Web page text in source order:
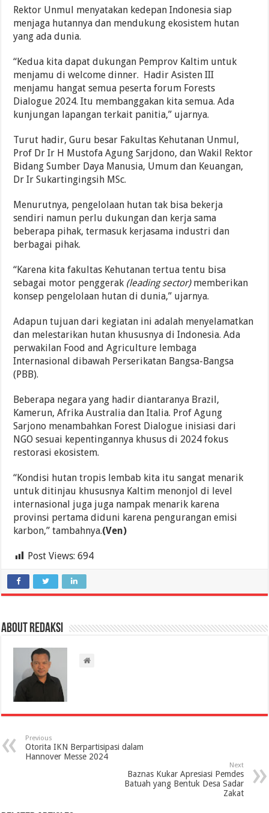
Rektor Unmul menyatakan kedepan Indonesia siap
menjaga hutannya dan mendukung ekosistem hutan
yang ada dunia.
“Kedua kita dapat dukungan Pemprov Kaltim untuk
menjamu di welcome dinner. Hadir Asisten III
menjamu hangat semua peserta forum Forests
Dialogue 2024. Itu membanggakan kita semua. Ada
kunjungan lapangan terkait panitia,” ujarnya.
Turut hadir, Guru besar Fakultas Kehutanan Unmul,
Prof Dr Ir H Mustofa Agung Sarjdono, dan Wakil Rektor
Bidang Sumber Daya Manusia, Umum dan Keuangan,
Dr Ir Sukartingingsih MSc.
Menurutnya, pengelolaan hutan tak bisa bekerja
sendiri namun perlu dukungan dan kerja sama
beberapa pihak, termasuk kerjasama industri dan
berbagai pihak.
“Karena kita fakultas Kehutanan tertua tentu bisa
sebagai motor penggerak (leading sector)memberikan
konsep pengelolaan hutan di dunia,” ujarnya.
Adapun tujuan dari kegiatan ini adalah menyelamatkan
dan melestarikan hutan khususnya di Indonesia. Ada
perwakilan Food and Agriculture lembaga
Internasional dibawah Perserikatan Bangsa-Bangsa
(PBB).
Beberapa negara yang hadir diantaranya Brazil,
Kamerun, Afrika Australia dan Italia. Prof Agung
Sarjono menambahkan Forest Dialogue inisiasi dari
NGO sesuai kepentingannya khusus di 2024 fokus
restorasi ekosistem.
“Kondisi hutan tropis lembab kita itu sangat menarik
untuk ditinjau khususnya Kaltim menonjol di level
internasional juga juga nampak menarik karena
provinsi pertama diduni karena pengurangan emisi
karbon,” tambahnya.(Ven)
Post Views: 694
About Redaksi
Previous
Otorita IKN Berpartisipasi dalam
Hannover Messe 2024
Next
Baznas Kukar Apresiasi Pemdes
Batuah yang Bentuk Desa Sadar
Zakat